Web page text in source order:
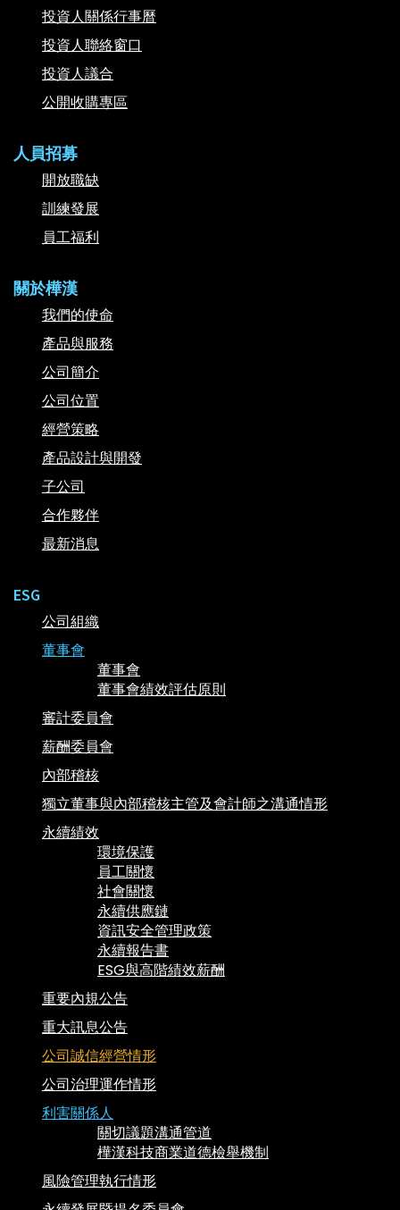
投資人關係行事曆
投資人聯絡窗口
投資人議合
公開收購專區
人員招募
開放職缺
訓練發展
員工福利
關於樺漢
我們的使命
產品與服務
公司簡介
公司位置
經營策略
產品設計與開發
子公司
合作夥伴
最新消息
ESG
公司組織
董事會
董事會
董事會績效評估原則
審計委員會
薪酬委員會
內部稽核
獨立董事與內部稽核主管及會計師之溝通情形
永續績效
環境保護
員工關懷
社會關懷
永續供應鏈
資訊安全管理政策
永續報告書
ESG與高階績效薪酬
重要內規公告
重大訊息公告
公司誠信經營情形
公司治理運作情形
利害關係人
關切議題溝通管道
樺漢科技商業道德檢舉機制
風險管理執行情形